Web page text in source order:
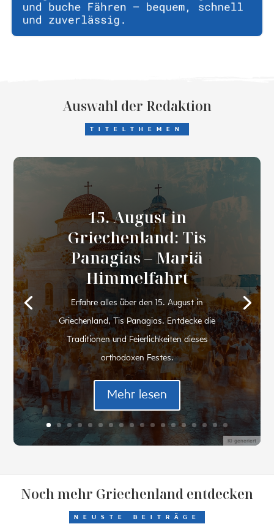
Auswahl der Redaktion
TITELTHEMEN
15. August in
Griechenland: Tis
Panagias – Mariä
Himmelfahrt
Erfahre alles über den 15. August in
Griechenland, Tis Panagias. Entdecke die
Traditionen und Feierlichkeiten dieses
orthodoxen Festes.
Mehr lesen
KI-generiert
Noch mehr Griechenland entdecken
NEUSTE BEITRÄGE